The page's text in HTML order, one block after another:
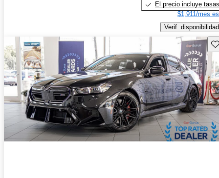
El precio incluye tasas
$1,911/mes
Verif. disponibilidad